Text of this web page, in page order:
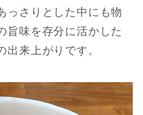
っさりとした中にも物
旨味を存分に活かした
来上がりです。